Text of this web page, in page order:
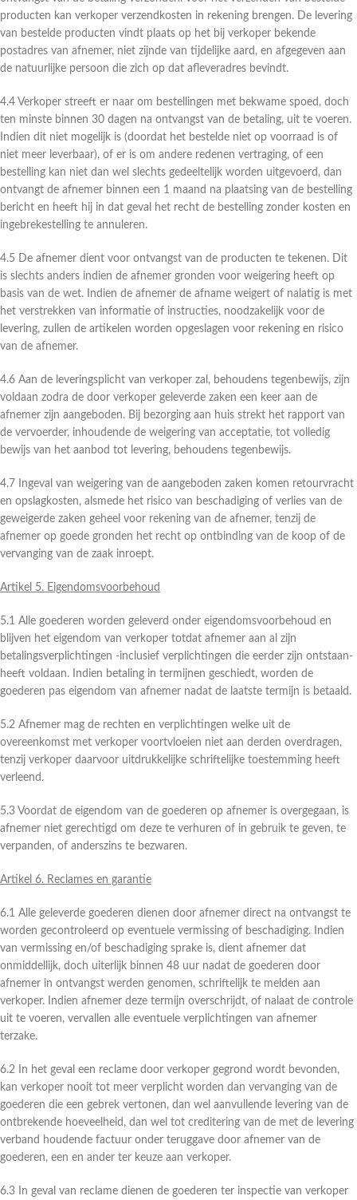
producten kan verkoper verzendkosten in rekening brengen. De levering
van bestelde producten vindt plaats op het bij verkoper bekende
postadres van afnemer, niet zijnde van tijdelijke aard, en afgegeven aan
de natuurlijke persoon die zich op dat afleveradres bevindt.
4.4 Verkoper streeft er naar om bestellingen met bekwame spoed, doch
ten minste binnen 30 dagen na ontvangst van de betaling, uit te voeren.
Indien dit niet mogelijk is (doordat het bestelde niet op voorraad is of
niet meer leverbaar), of er is om andere redenen vertraging, of een
bestelling kan niet dan wel slechts gedeeltelijk worden uitgevoerd, dan
ontvangt de afnemer binnen een 1 maand na plaatsing van de bestelling
bericht en heeft hij in dat geval het recht de bestelling zonder kosten en
ingebrekestelling te annuleren.
4.5 De afnemer dient voor ontvangst van de producten te tekenen. Dit
is slechts anders indien de afnemer gronden voor weigering heeft op
basis van de wet. Indien de afnemer de afname weigert of nalatig is met
het verstrekken van informatie of instructies, noodzakelijk voor de
levering, zullen de artikelen worden opgeslagen voor rekening en risico
van de afnemer.
4.6 Aan de leveringsplicht van verkoper zal, behoudens tegenbewijs, zijn
voldaan zodra de door verkoper geleverde zaken een keer aan de
afnemer zijn aangeboden. Bij bezorging aan huis strekt het rapport van
de vervoerder, inhoudende de weigering van acceptatie, tot volledig
bewijs van het aanbod tot levering, behoudens tegenbewijs.
4.7 Ingeval van weigering van de aangeboden zaken komen retourvracht
en opslagkosten, alsmede het risico van beschadiging of verlies van de
geweigerde zaken geheel voor rekening van de afnemer, tenzij de
afnemer op goede gronden het recht op ontbinding van de koop of de
vervanging van de zaak inroept.
Artikel 5. Eigendomsvoorbehoud
5.1 Alle goederen worden geleverd onder eigendomsvoorbehoud en
blijven het eigendom van verkoper totdat afnemer aan al zijn
betalingsverplichtingen -inclusief verplichtingen die eerder zijn ontstaan-
heeft voldaan. Indien betaling in termijnen geschiedt, worden de
goederen pas eigendom van afnemer nadat de laatste termijn is betaald.
5.2 Afnemer mag de rechten en verplichtingen welke uit de
overeenkomst met verkoper voortvloeien niet aan derden overdragen,
tenzij verkoper daarvoor uitdrukkelijke schriftelijke toestemming heeft
verleend.
5.3 Voordat de eigendom van de goederen op afnemer is overgegaan, is
afnemer niet gerechtigd om deze te verhuren of in gebruik te geven, te
verpanden, of anderszins te bezwaren.
Artikel 6. Reclames en garantie
6.1 Alle geleverde goederen dienen door afnemer direct na ontvangst te
worden gecontroleerd op eventuele vermissing of beschadiging. Indien
van vermissing en/of beschadiging sprake is, dient afnemer dat
onmiddellijk, doch uiterlijk binnen 48 uur nadat de goederen door
afnemer in ontvangst werden genomen, schriftelijk te melden aan
verkoper. Indien afnemer deze termijn overschrijdt, of nalaat de controle
uit te voeren, vervallen alle eventuele verplichtingen van afnemer
terzake.
6.2 In het geval een reclame door verkoper gegrond wordt bevonden,
kan verkoper nooit tot meer verplicht worden dan vervanging van de
goederen die een gebrek vertonen, dan wel aanvullende levering van de
ontbrekende hoeveelheid, dan wel tot creditering van de met de levering
verband houdende factuur onder teruggave door afnemer van de
goederen, een en ander ter keuze aan verkoper.
6.3 In geval van reclame dienen de goederen ter inspectie van verkoper